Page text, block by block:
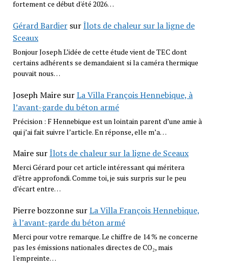
fortement ce début d'été 2026…
Gérard BardiersurÎlots de chaleur sur la ligne de
Sceaux
Bonjour Joseph L’idée de cette étude vient de TEC dont
certains adhérents se demandaient si la caméra thermique
pouvait nous…
Joseph MairesurLa Villa François Hennebique, à
l’avant-garde du béton armé
Précision : F Hennebique est un lointain parent d’une amie à
qui j’ai fait suivre l’article. En réponse, elle m’a…
MairesurÎlots de chaleur sur la ligne de Sceaux
Merci Gérard pour cet article intéressant qui méritera
d’être approfondi. Comme toi, je suis surpris sur le peu
d’écart entre…
Pierre bozzonnesurLa Villa François Hennebique,
à l’avant-garde du béton armé
Merci pour votre remarque. Le chiffre de 14 % ne concerne
pas les émissions nationales directes de CO₂, mais
l'empreinte…